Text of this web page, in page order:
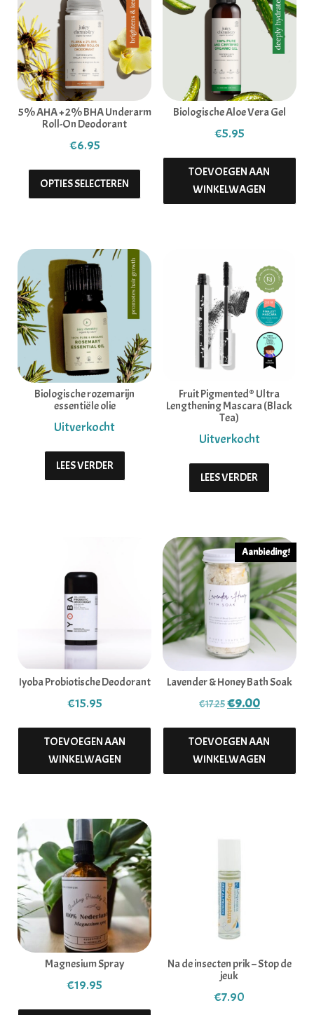
5% AHA + 2% BHA Underarm
Roll-On Deodorant
€6.95
OPTIES SELECTEREN
Dit product heeft meerdere variaties.
Biologische Aloe Vera Gel
€5.95
TOEVOEGEN AAN
WINKELWAGEN
Biologische rozemarijn
essentiële olie
LEES VERDER
Fruit Pigmented® Ultra
Lengthening Mascara (Black
Tea)
LEES VERDER
Iyoba Probiotische Deodorant
€15.95
TOEVOEGEN AAN
WINKELWAGEN
Aanbieding!
Lavender & Honey Bath Soak
€17.25Oorspronkelijke
€9.00Huidige
TOEVOEGEN AAN
WINKELWAGEN
Magnesium Spray
€19.95
Na de insecten prik – Stop de
jeuk
€7.90